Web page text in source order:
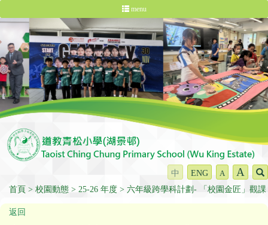
menu
中 ENG A A
首頁 校園動態 25-26 年度 六年級跨學科計劃- 「校園金匠」觀課
返回